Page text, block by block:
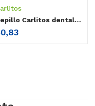
Cepillo Carlitos dental con protector
0,83